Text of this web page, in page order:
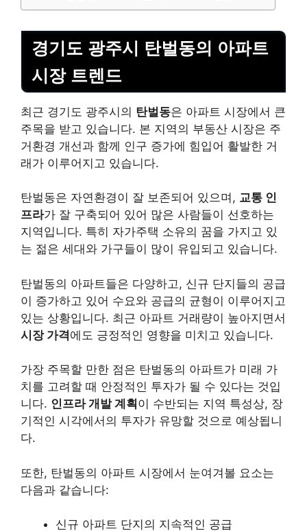
경기도 광주시 탄벌동의 아파트
시장 트렌드
최근 경기도 광주시의 탄벌동은 아파트 시장에서 큰
주목을 받고 있습니다. 본 지역의 부동산 시장은 주
거환경 개선과 함께 인구 증가에 힘입어 활발한 거
래가 이루어지고 있습니다.
탄벌동은 자연환경이 잘 보존되어 있으며, 교통 인
프라가 잘 구축되어 있어 많은 사람들이 선호하는
지역입니다. 특히 자가주택 소유의 꿈을 가지고 있
는 젊은 세대와 가구들이 많이 유입되고 있습니다.
탄벌동의 아파트들은 다양하고, 신규 단지들의 공급
이 증가하고 있어 수요와 공급의 균형이 이루어지고
있는 상황입니다. 최근 아파트 거래량이 높아지면서
시장 가격에도 긍정적인 영향을 미치고 있습니다.
가장 주목할 만한 점은 탄벌동의 아파트가 미래 가
치 를 고려할 때 안정적인 투자가 될 수 있다는 것입
니다. 인프라 개발 계획 이 수반되는 지역 특성상, 장
기적인 시각에서의 투자가 유망할 것으로 예상됩니
다.
또한, 탄벌동의 아파트 시장에서 눈여겨볼 요소는
다음과 같습니다:
신규 아파트 단지의 지속적인 공급